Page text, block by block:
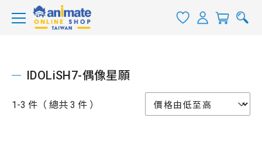
IDOLiSH7-偶像星願
1-3 件（ 總共 3 件 ）